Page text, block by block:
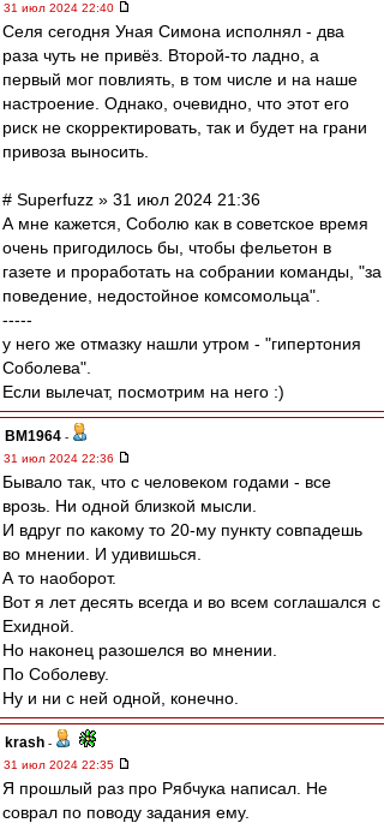
31 июл 2024 22:40
Селя сегодня Уная Симона исполнял - два
раза чуть не привёз. Второй-то ладно, а
первый мог повлиять, в том числе и на наше
настроение. Однако, очевидно, что этот его
риск не скорректировать, так и будет на грани
привоза выносить.
# Superfuzz » 31 июл 2024 21:36
А мне кажется, Соболю как в советское время
очень пригодилось бы, чтобы фельетон в
газете и проработать на собрании команды, "за
поведение, недостойное комсомольца".
-----
у него же отмазку нашли утром - "гипертония
Соболева".
Если вылечат, посмотрим на него :)
BM1964 -
31 июл 2024 22:36
Бывало так, что с человеком годами - все
врозь. Ни одной близкой мысли.
И вдруг по какому то 20-му пункту совпадешь
во мнении. И удивишься.
А то наоборот.
Вот я лет десять всегда и во всем соглашался с
Ехидной.
Но наконец разошелся во мнении.
По Соболеву.
Ну и ни с ней одной, конечно.
krash -
31 июл 2024 22:35
Я прошлый раз про Рябчука написал. Не
соврал по поводу задания ему.